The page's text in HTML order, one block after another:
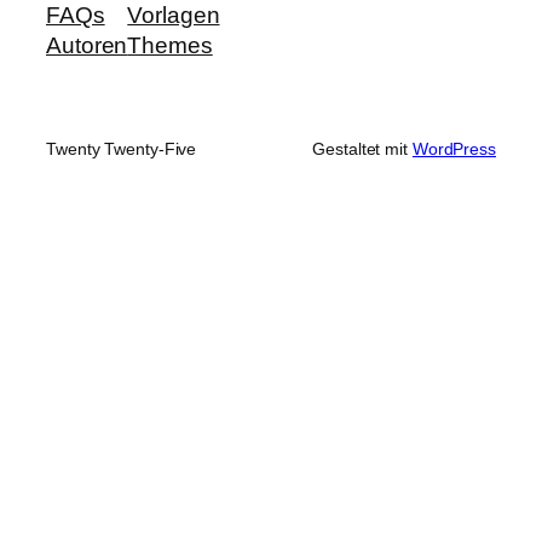
FAQs
Autoren
Vorlagen
Themes
Twenty Twenty-Five Gestaltet mit WordPress